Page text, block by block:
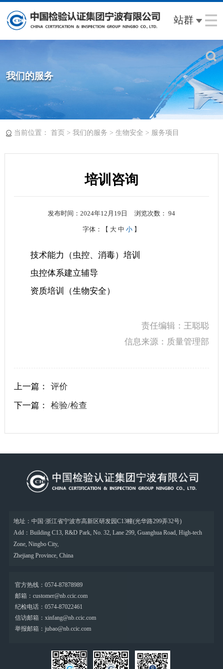
站群
我们的服务
当前位置： 首页> 我们的服务 > 生物安全 > 服务项目
培训咨询
发布时间：2024年12月19日 浏览次数： 94
字体：【 大 中 小 】
技术能力（虫控、消毒）培训
虫控体系建立辅导
资质培训（生物安全）
责任编辑：王聪聪
信息来源：质量管理部
上一篇：
评价
下一篇：
检验/检查
地址：中国·浙江省宁波市高新区研发园C13幢(光华路299弄32号)
Add：Building C13, R&D Park, No. 32, Lane 299, Guanghua Road, High-tech
Zone, Ningbo City,
Zhejiang Province, China
官方热线：0574-87878989
邮箱：customer@nb.ccic.com
纪检电话：0574-87022461
信访邮箱：xinfang@nb.ccic.com
举报邮箱：jubao@nb.ccic.com